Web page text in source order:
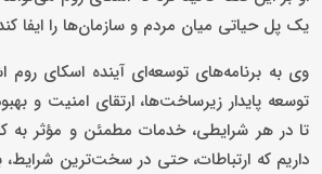
یک پل حیاتی میان مردم و سازمان‌ها را ایفا
وی به برنامه‌های توسعه‌ای آینده اسکای روم
توسعه پایدار زیرساخت‌ها، ارتقای امنیت و
تا در هر شرایطی، خدمات مطمئن و مؤثر به
داریم که ارتباطات، حتی در سخت‌ترین شرایط،